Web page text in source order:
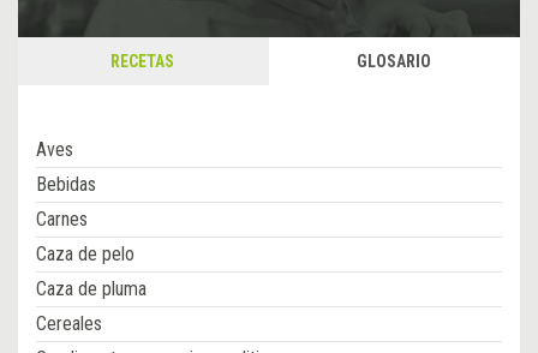
RECETAS GLOSARIO
Aves
Bebidas
Carnes
Caza de pelo
Caza de pluma
Cereales